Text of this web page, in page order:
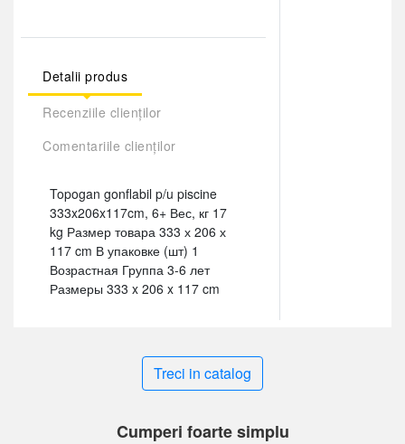
Detalii produs
Recenziile clienților
Comentariile clienților
Topogan gonflabil p/u piscine
333x206x117cm, 6+ Вес, кг 17
kg Размер товара 333 х 206 х
117 cm В упаковке (шт) 1
Возрастная Группа 3-6 лет
Размеры 333 x 206 x 117 cm
Treci in catalog
Cumperi foarte simplu